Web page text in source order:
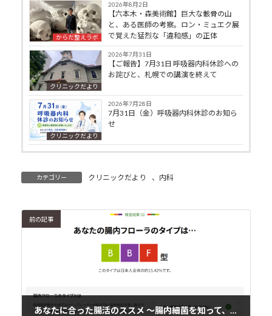
からだ整えラボ
2026年8月2日
【六本木・森美術館】巨大な骸骨の山
と、ある医師の考察。ロン・ミュエク展
で覚えた猛烈な「違和感」の正体
クリニックだより
2026年7月31日
【ご報告】7月31日 呼吸器内科休診への
お詫びと、札幌での講演を終えて
クリニックだより
2026年7月28日
7月31日（金）呼吸器内科休診のお知ら
せ
カテゴリー クリニックだより 、 内科
前の記事
あなたに合った腸活のススメ 〜腸内細菌を知って、食事を見直そう〜